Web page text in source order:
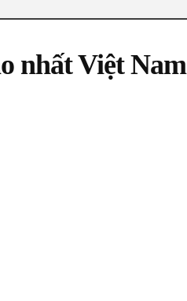
nhất Việt Nam